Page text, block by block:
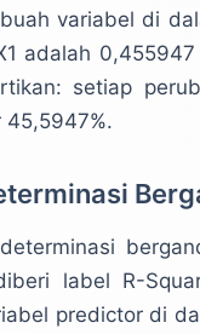
variabel di
adalah
setiap
45,5947%.
label R-
predictor di